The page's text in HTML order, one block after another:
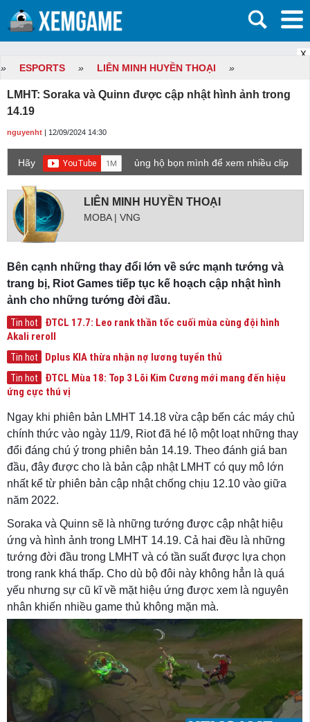
X
» ESPORTS » LIÊN MINH HUYỀN THOẠI »
LMHT: Soraka và Quinn được cập nhật hình ảnh trong
14.19
nguyenht | 12/09/2024 14:30
Hãy
ủng hộ bọn mình để xem nhiều clip
LIÊN MINH HUYỀN THOẠI
MOBA | VNG
Bên cạnh những thay đổi lớn về sức mạnh tướng và
trang bị, Riot Games tiếp tục kế hoạch cập nhật hình
ảnh cho những tướng đời đầu.
Tin hot
ĐTCL 17.7: Leo rank thần tốc cuối mùa cùng đội hình
Akali reroll
Tin hot Dplus KIA thừa nhận nợ lương tuyển thủ
Tin hot
ĐTCL Mùa 18: Top 3 Lõi Kim Cương mới mang đến hiệu
ứng cực thú vị
Ngay khi phiên bản LMHT 14.18 vừa cập bến các máy chủ
chính thức vào ngày 11/9, Riot đã hé lộ một loạt những thay
đổi đáng chú ý trong phiên bản 14.19. Theo đánh giá ban
đầu, đây được cho là bản cập nhật LMHT có quy mô lớn
nhất kể từ phiên bản cập nhật chống chịu 12.10 vào giữa
năm 2022.
Soraka và Quinn sẽ là những tướng được cập nhật hiệu
ứng và hình ảnh trong LMHT 14.19. Cả hai đều là những
tướng đời đầu trong LMHT và có tần suất được lựa chọn
trong rank khá thấp. Cho dù bộ đôi này không hẳn là quá
yếu nhưng sự cũ kĩ về mặt hiệu ứng được xem là nguyên
nhân khiến nhiều game thủ không mặn mà.